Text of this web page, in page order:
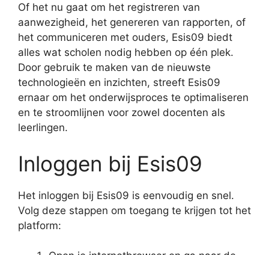
Of het nu gaat om het registreren van
aanwezigheid, het genereren van rapporten, of
het communiceren met ouders, Esis09 biedt
alles wat scholen nodig hebben op één plek.
Door gebruik te maken van de nieuwste
technologieën en inzichten, streeft Esis09
ernaar om het onderwijsproces te optimaliseren
en te stroomlijnen voor zowel docenten als
leerlingen.
Inloggen bij Esis09
Het inloggen bij Esis09 is eenvoudig en snel.
Volg deze stappen om toegang te krijgen tot het
platform: